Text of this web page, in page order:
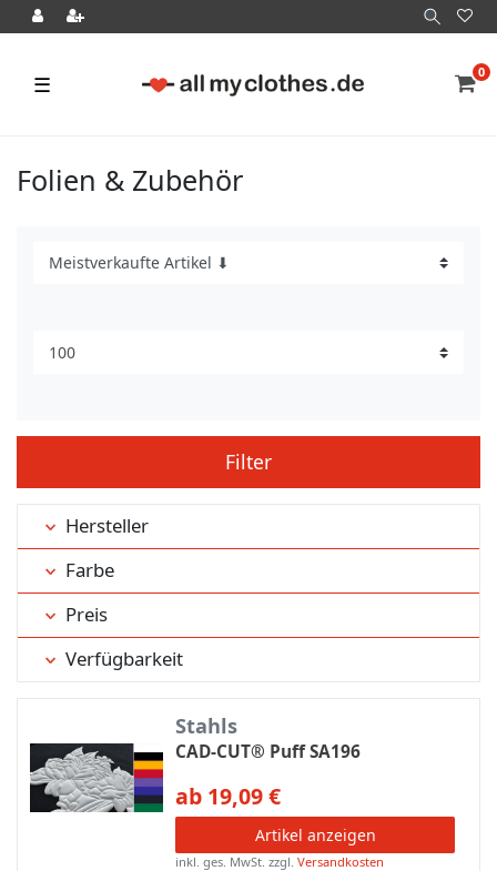
☰ 0
Folien & Zubehör
Filter
Hersteller
Farbe
Preis
Verfügbarkeit
Stahls
CAD-CUT® Puff SA196
ab 19,09 €
Artikel anzeigen
inkl. ges. MwSt. zzgl.Versandkosten